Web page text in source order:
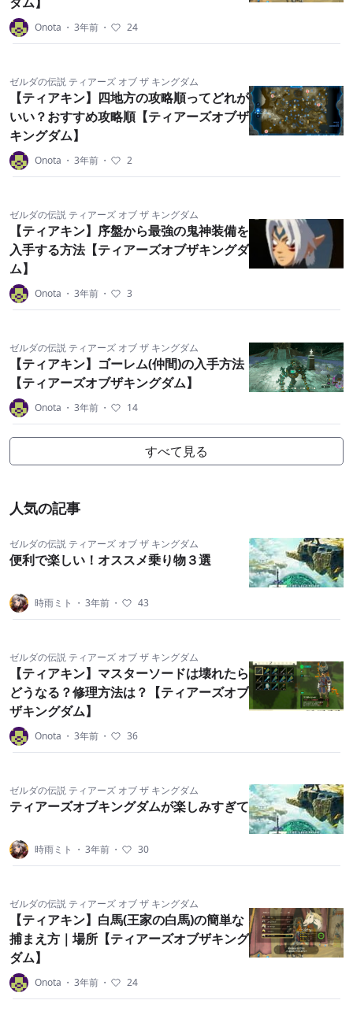
Onota ・ 3年前 ・ 24
ゼルダの伝説 ティアーズ オブ ザ キングダム
【ティアキン】四地方の攻略順ってどれが
いい？おすすめ攻略順【ティアーズオブザ
キングダム】
Onota ・ 3年前 ・ 2
ゼルダの伝説 ティアーズ オブ ザ キングダム
【ティアキン】序盤から最強の鬼神装備を
入手する方法【ティアーズオブザキングダ
ム】
Onota ・ 3年前 ・ 3
ゼルダの伝説 ティアーズ オブ ザ キングダム
【ティアキン】ゴーレム(仲間)の入手方法
【ティアーズオブザキングダム】
Onota ・ 3年前 ・ 14
すべて見る
人気の記事
ゼルダの伝説 ティアーズ オブ ザ キングダム
便利で楽しい！オススメ乗り物３選
時雨ミト ・ 3年前 ・ 43
ゼルダの伝説 ティアーズ オブ ザ キングダム
【ティアキン】マスターソードは壊れたら
どうなる？修理方法は？【ティアーズオブ
ザキングダム】
Onota ・ 3年前 ・ 36
ゼルダの伝説 ティアーズ オブ ザ キングダム
ティアーズオブキングダムが楽しみすぎて
時雨ミト ・ 3年前 ・ 30
ゼルダの伝説 ティアーズ オブ ザ キングダム
【ティアキン】白馬(王家の白馬)の簡単な
捕まえ方｜場所【ティアーズオブザキング
ダム】
Onota ・ 3年前 ・ 24